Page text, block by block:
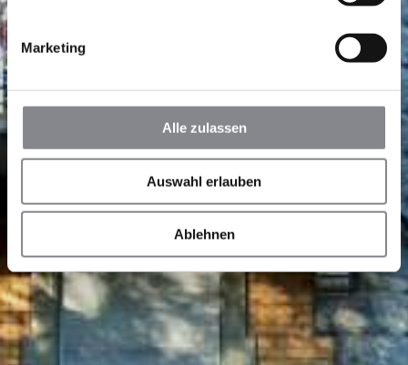
Marketing
Alle zulassen
Auswahl erlauben
Ablehnen